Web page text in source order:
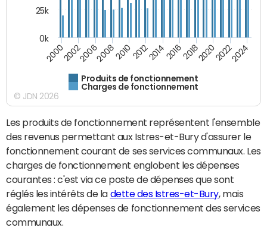
Produits de fonctionnement
Charges de fonctionnement
200020022006200820102012201420162018202020222024
0k
25k
© JDN 2026
Les produits de fonctionnement représentent l'ensemble
des revenus permettant aux Istres-et-Bury d'assurer le
fonctionnement courant de ses services communaux. Les
charges de fonctionnement englobent les dépenses
courantes : c'est via ce poste de dépenses que sont
réglés les intérêts de la dette des Istres-et-Bury, mais
également les dépenses de fonctionnement des services
communaux.